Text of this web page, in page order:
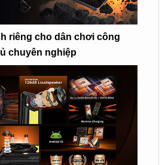
riêng cho dân chơi công
chuyên nghiệp